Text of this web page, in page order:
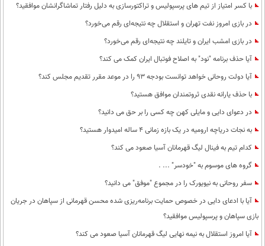
با کسر امتیاز از تیم های پرسپولیس و تراکتورسازی به دلیل رفتار تماشاگرانشان موافقید؟
در بازی امروز نفت تهران و استقلال چه نتیجه‌ای رقم می‌خورد؟
در بازی امشب ایران و تایلند چه نتیجه‌ای رقم می‌خورد؟
آیا حذف برنامه "نود" به اصلاح فوتبال ایران کمک می کند؟
آیا دولت روحانی خواهد توانست بودجه 93 را در موعد مقرر تقدیم مجلس کند؟
با حذف یارانه نقدی ثروتمندان موافق هستید؟
در دعوای دایی و مایلی کهن چه کسی را بر حق می دانید؟
به نجات دریاچه ارومیه در یک بازه زمانی 4 ساله امیدوار هستید؟
کدام تیم به فینال لیگ قهرمانان آسیا صعود می کند؟
گروه های موسوم به "خودسر" ... .
سفر روحانی به نیویورک را در مجموع "موفق" می دانید؟
آیا با ادعای دایی در خصوص حمایت برنامه‌ریزی شده محسن قهرمانی از سپاهان در جریان
بازی سپاهان و پرسپولیس موافقید؟
آیا امروز استقلال به نیمه نهایی لیگ قهرمانان آسیا صعود می کند؟